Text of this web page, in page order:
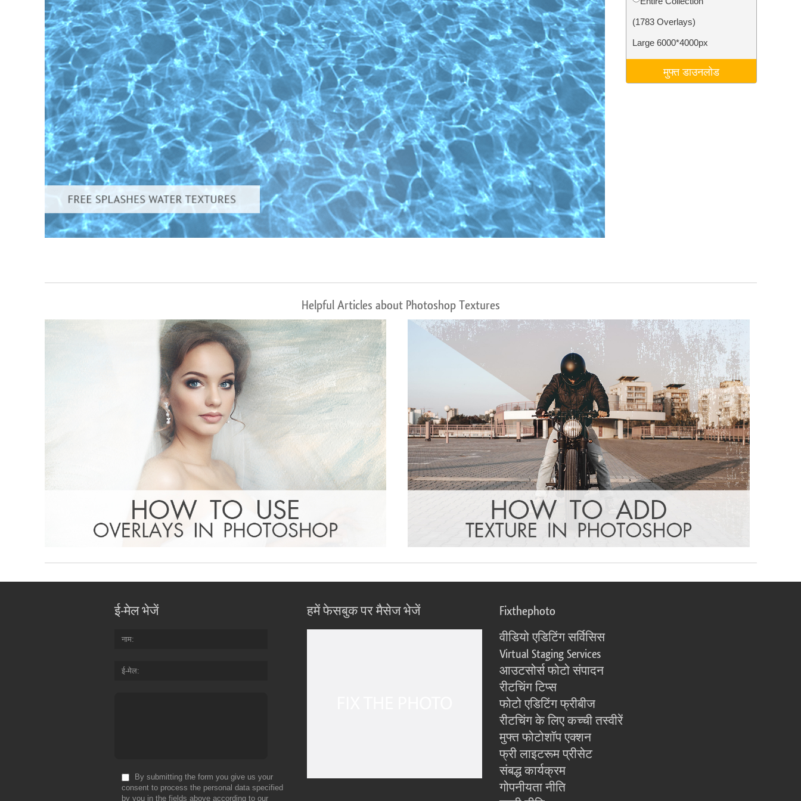
उत्पाद सुधार सेवाएं ज्वैलरी रीटचिंग सर्विसेज एआई प्रशिक्षण डेटा Video Editing Services
(1783 Overlays)
Large 6000*4000px
मुफ्त डाउनलोड
Helpful Articles about Photoshop Textures
ई-मेल भेजें
नाम
ई-मेल
By submitting the form you give us your
consent to process the personal data specified
by you in the fields above according to our
हमें फेसबुक पर मैसेज भेजें Fixthephoto
वीडियो एडिटिंग सर्विसिस
Virtual Staging Services
आउटसोर्स फोटो संपादन
रीटचिंग टिप्स
फोटो एडिटिंग फ्रीबीज
रीटचिंग के लिए कच्ची तस्वीरें
मुफ्त फोटोशॉप एक्शन
फ्री लाइटरूम प्रीसेट
संबद्ध कार्यक्रम
गोपनीयता नीति